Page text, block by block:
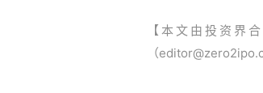
【本文由投资界
（